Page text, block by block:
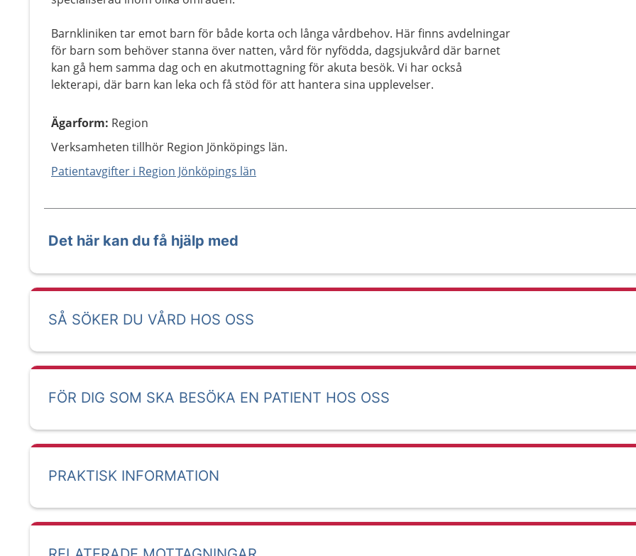
Barnkliniken tar emot barn för både korta och långa vårdbehov. Här finns avdelningar
för barn som behöver stanna över natten, vård för nyfödda, dagsjukvård där barnet
kan gå hem samma dag och en akutmottagning för akuta besök. Vi har också
lekterapi, där barn kan leka och få stöd för att hantera sina upplevelser.
Ägarform: Region
Verksamheten tillhör Region Jönköpings län.
Patientavgifter i Region Jönköpings län
Det här kan du få hjälp med
SÅ SÖKER DU VÅRD HOS OSS
FÖR DIG SOM SKA BESÖKA EN PATIENT HOS OSS
PRAKTISK INFORMATION